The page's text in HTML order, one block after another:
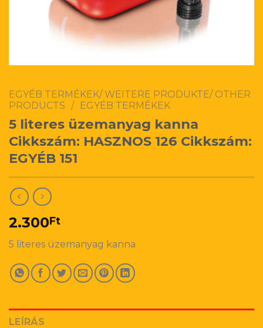
EGYÉB TERMÉKEK/ WEITERE PRODUKTE/ OTHER
PRODUCTS / EGYÉB TERMÉKEK
5 literes üzemanyag kanna
Cikkszám: HASZNOS 126 Cikkszám:
EGYÉB 151
2.300Ft
5 literes üzemanyag kanna
LEÍRÁS